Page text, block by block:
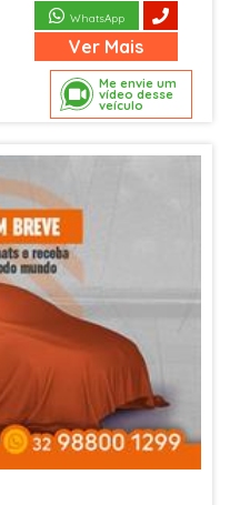
Me envie um
vídeo desse
veículo
WhatsApp
Ver Mais